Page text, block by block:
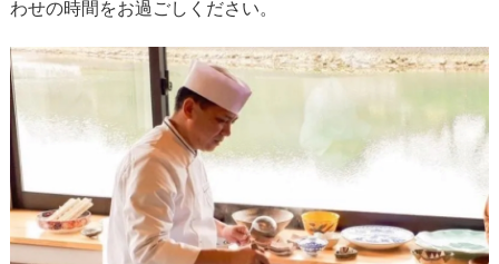
わせの時間をお過ごしください。